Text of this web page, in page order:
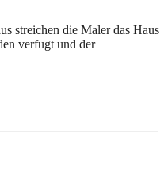
streichen die Maler das Haus
verfugt und der